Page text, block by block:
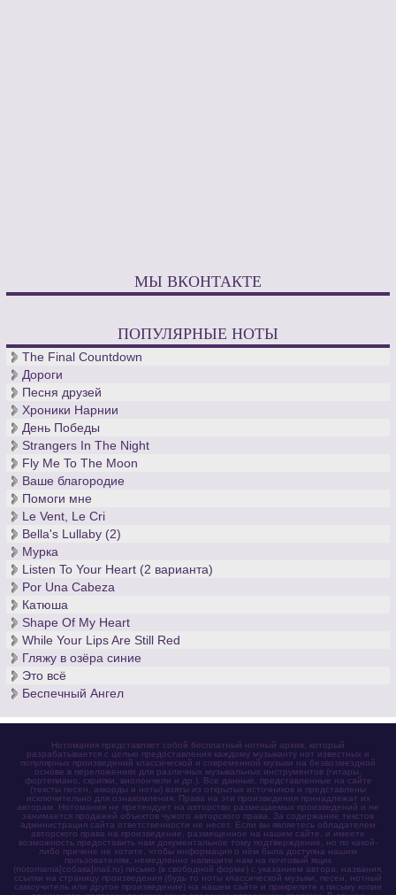
МЫ ВКОНТАКТЕ
ПОПУЛЯРНЫЕ НОТЫ
The Final Countdown
Дороги
Песня друзей
Хроники Нарнии
День Победы
Strangers In The Night
Fly Me To The Moon
Ваше благородие
Помоги мне
Le Vent, Le Cri
Bella's Lullaby (2)
Мурка
Listen To Your Heart (2 варианта)
Por Una Cabeza
Катюша
Shape Of My Heart
While Your Lips Are Still Red
Гляжу в озёра синие
Это всё
Беспечный Ангел
Нотомания представляет собой бесплатный нотный архив, который
разрабатывается с целью предоставления каждому музыканту нот известных и
популярных произведений классической и современной музыки на безвозмездной
основе в переложениях для различных музыкальных инструментов (гитары,
фортепиано, скрипки, виолончели и др.). Все данные, представленные на сайте
(тексты песен, аккорды и ноты) взяты из открытых источников и представлены
исключительно для ознакомления. Права на эти произведения принадлежат их
авторам. Нотомания не претендует на авторство размещаемых произведений и не
занимается продажей объектов чужого авторского права. За содержание текстов
администрация сайта ответственности не несет. Если вы являетесь обладателем
авторского права на произведение, размещенное на нашем сайте, и имеете
возможность предоставить нам документальное тому подтверждение, но по какой-
либо причине не хотите, чтобы информация о нём была доступна нашим
пользователям, немедленно напишите нам на почтовый ящик
(notomania[собака]mail.ru) письмо (в свободной форме) с указанием автора, названия,
ссылки на страницу произведения (будь то ноты классической музыки, песен, нотный
самоучитель или другое произведение) на нашем сайте и прикрепите к письму копии